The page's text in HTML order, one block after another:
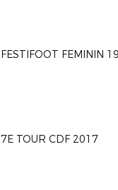
7E TOUR CDF 2017